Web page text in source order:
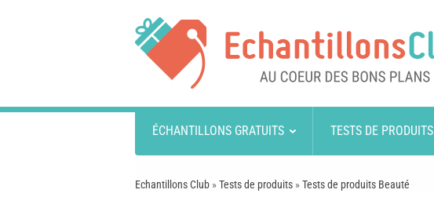
ÉCHANTILLONS GRATUITS TESTS DE PRODUITS
Echantillons Club »Tests de produits »Tests de produits Beauté